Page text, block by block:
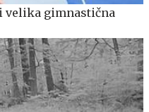
velika gimnastična